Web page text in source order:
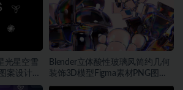
光星空雪
案设计素
Blender立体酸性玻璃风简约几何
装饰3D模型Figma素材PNG图片
素材